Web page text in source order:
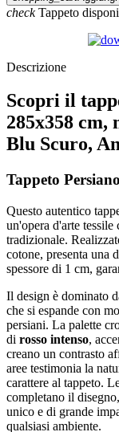
checkTappeto
Descrizione
Scopri il
285x358 cm,
Blu Scuro,
Tappeto
Questo autentico
un'opera d'arte tessile
tradizionale.
cotone, presenta una
spessore di 1 cm,
Il design è dominato
che si espande con
persiani. La palette
di rosso intenso,
creano un contrasto
aree testimonia la
carattere al tappeto.
completano il
unico e di grande
qualsiasi ambiente.